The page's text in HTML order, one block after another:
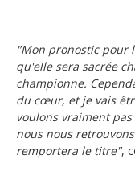
"Mon pronostic pour
qu'elle sera sacrée
championne.
du cœur, et je vais
voulons vraiment
nous nous
remportera le titre",